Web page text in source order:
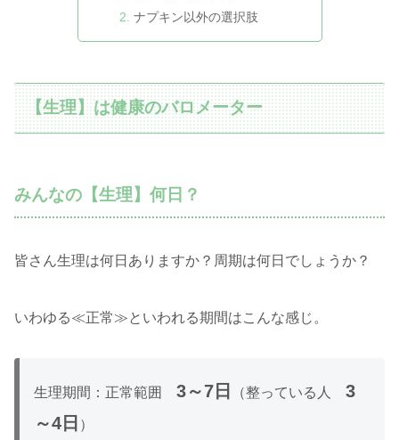
ナプキン以外の選択肢
【生理】は健康のバロメーター
みんなの【生理】何日？
皆さん生理は何日ありますか？周期は何日でしょうか？
いわゆる≪正常≫といわれる期間はこんな感じ。
生理期間：正常範囲 3～7日 （整っている人 3
～4日 ）